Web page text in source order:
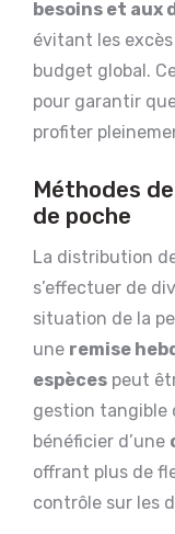
besoins et aux
évitant les
budget global.
pour garantir
profiter
Méthodes
de poche
La distribution
s’effectuer de
situation de la
une remise
espèces peut
gestion tangible
bénéficier d’une
offrant plus de
contrôle sur les